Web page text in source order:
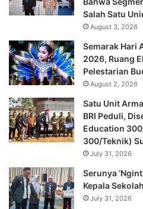
Salah Satu
August 3, 2026
Semarak Hari
2026, Ruang
Pelestarian
August 2, 2026
Satu Unit
BRI Peduli,
Education
300/Teknik)
July 31, 2026
Serunya
Kepala
July 31, 2026